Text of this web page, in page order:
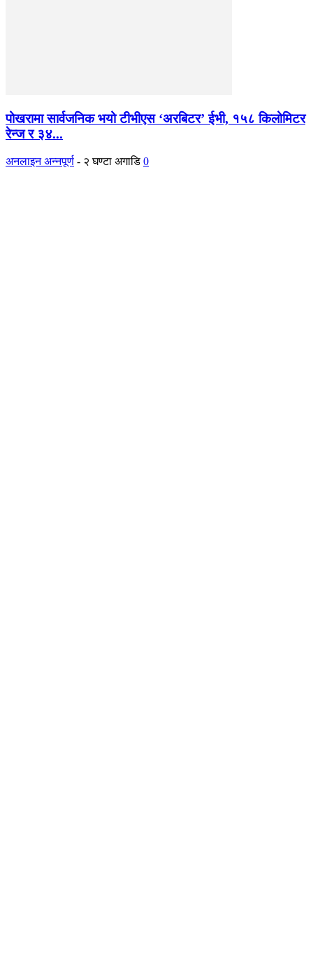
पोखरामा सार्वजनिक भयो टीभीएस ‘अरबिटर’ ईभी, १५८ किलोमिटर
रेन्ज र ३४...
अनलाइन अन्नपूर्ण - २ घण्टा अगाडि 0